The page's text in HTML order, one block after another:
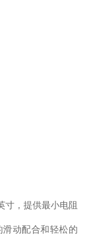
寸，提供最小电阻
动配合和轻松的